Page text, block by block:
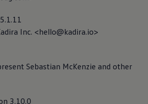
vind je snel gedetailleerde
apparaat. Het enige dat je nodig
(VIN), ook wel
Inc. <hello@kadira.io>
Sebastian McKenzie and other
3.10.0